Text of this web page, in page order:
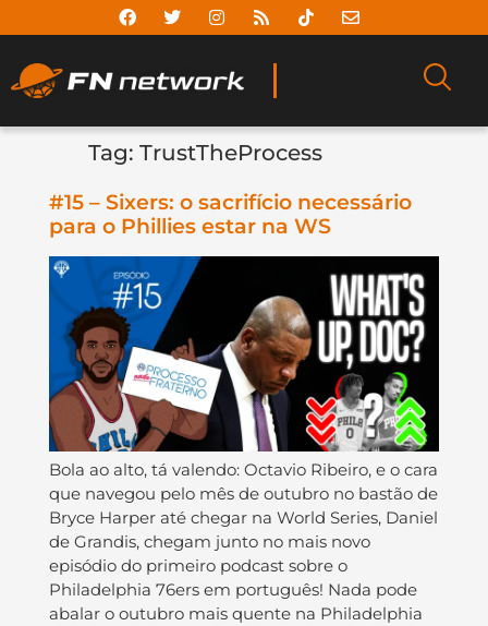
Tag: TrustTheProcess
#15 – Sixers: o sacrifício necessário
para o Phillies estar na WS
Bola ao alto, tá valendo: Octavio Ribeiro, e o cara
que navegou pelo mês de outubro no bastão de
Bryce Harper até chegar na World Series, Daniel
de Grandis, chegam junto no mais novo
episódio do primeiro podcast sobre o
Philadelphia 76ers em português! Nada pode
abalar o outubro mais quente na Philadelphia